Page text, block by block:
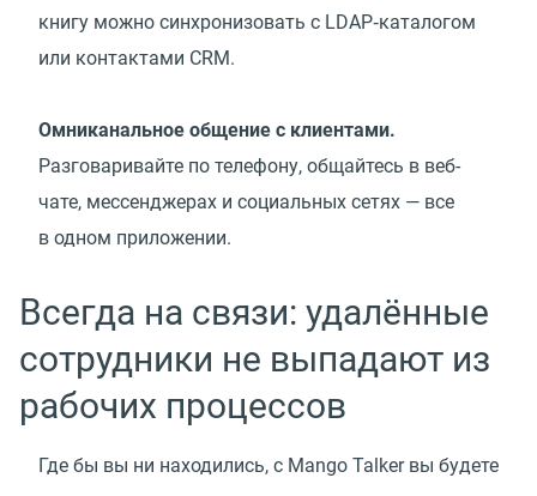
книгу можно синхронизовать с LDAP‑каталогом
или контактами CRM.
Омниканальное общение с клиентами.
Разговаривайте по телефону, общайтесь в веб-
чате, мессенджерах и социальных сетях — все
в одном приложении.
Всегда на связи: удалённые
сотрудники не выпадают из
рабочих процессов
Где бы вы ни находились, с Mango Talker вы будете